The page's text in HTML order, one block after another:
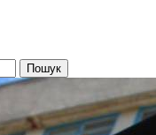
Пошук